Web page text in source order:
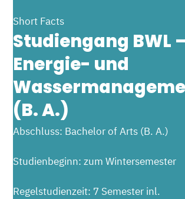
Short Facts
Studiengang BWL –
Energie- und
(B. A.)
Abschluss: Bachelor of Arts (B. A.)
Studienbeginn: zum Wintersemester
Regelstudienzeit: 7 Semester inl.